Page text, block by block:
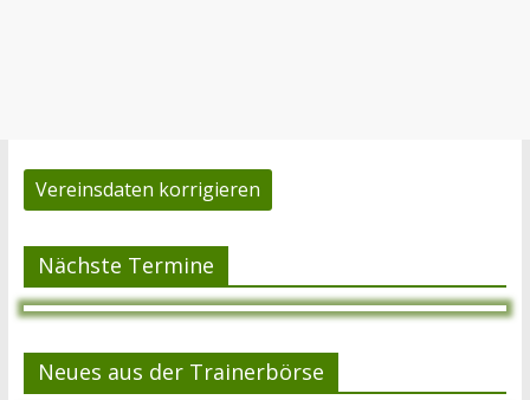
Vereinsdaten korrigieren
Nächste Termine
Neues aus der Trainerbörse